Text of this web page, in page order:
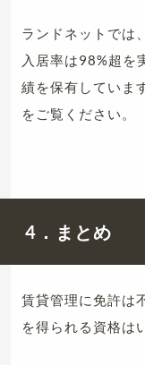
ランドネットでは
入居率は98%超を
績を保有していま
をご覧ください。
4．まとめ
賃貸管理に免許は
を得られる資格は